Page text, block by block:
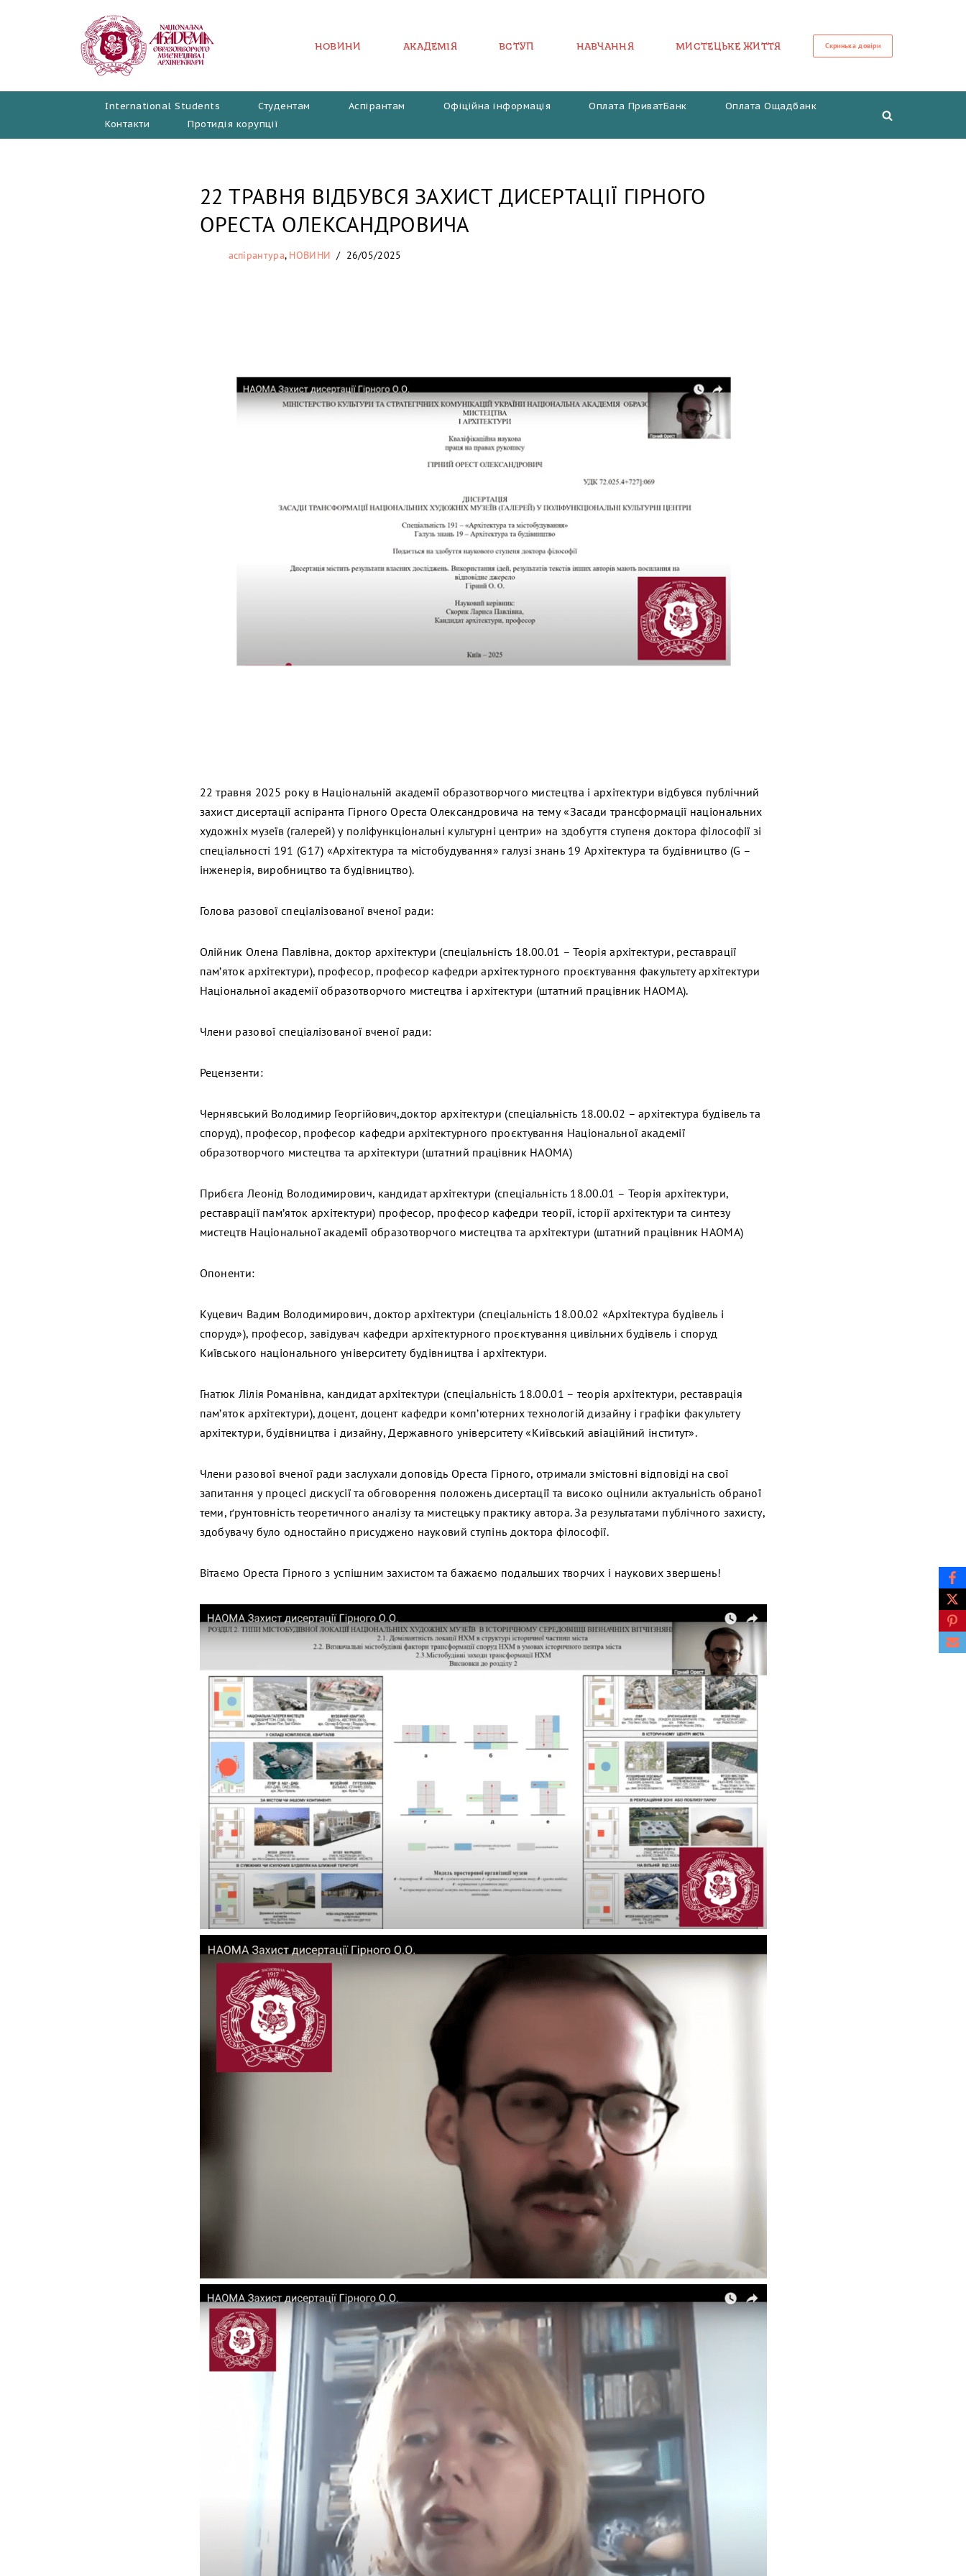
НОВИНИ АКАДЕМІЯ ВСТУП НАВЧАННЯ МИСТЕЦЬКЕ ЖИТТЯ Скринька довіри
International Students Студентам Аспірантам Офіційна інформація Оплата ПриватБанк
Оплата Ощадбанк
Контакти
Протидія корупції
22 ТРАВНЯ ВІДБУВСЯ ЗАХИСТ ДИСЕРТАЦІЇ ГІРНОГО
ОРЕСТА ОЛЕКСАНДРОВИЧА
аспірантура, НОВИНИ 26/05/2025
22 травня 2025 року в Національній академії образотворчого мистецтва і архітектури відбувся публічний
захист дисертації аспіранта Гірного Ореста Олександровича на тему «Засади трансформації національних
художніх музеїв (галерей) у поліфункціональні культурні центри» на здобуття ступеня доктора філософії зі
спеціальності 191 (G17) «Архітектура та містобудування» галузі знань 19 Архітектура та будівництво (G –
інженерія, виробництво та будівництво).
Голова разової спеціалізованої вченої ради:
Олійник Олена Павлівна, доктор архітектури (спеціальність 18.00.01 – Теорія архітектури, реставрації
пам’яток архітектури), професор, професор кафедри архітектурного проєктування факультету архітектури
Національної академії образотворчого мистецтва і архітектури (штатний працівник НАОМА).
Члени разової спеціалізованої вченої ради:
Рецензенти:
Чернявський Володимир Георгійович,доктор архітектури (спеціальність 18.00.02 – архітектура будівель та
споруд), професор, професор кафедри архітектурного проєктування Національної академії
образотворчого мистецтва та архітектури (штатний працівник НАОМА)
Прибєга Леонід Володимирович, кандидат архітектури (спеціальність 18.00.01 – Теорія архітектури,
реставрації пам’яток архітектури) професор, професор кафедри теорії, історії архітектури та синтезу
мистецтв Національної академії образотворчого мистецтва та архітектури (штатний працівник НАОМА)
Опоненти:
Куцевич Вадим Володимирович, доктор архітектури (спеціальність 18.00.02 «Архітектура будівель і
споруд»), професор, завідувач кафедри архітектурного проєктування цивільних будівель і споруд
Київського національного університету будівництва і архітектури.
Гнатюк Лілія Романівна, кандидат архітектури (спеціальність 18.00.01 – теорія архітектури, реставрація
пам’яток архітектури), доцент, доцент кафедри комп’ютерних технологій дизайну і графіки факультету
архітектури, будівництва і дизайну, Державного університету «Київський авіаційний інститут».
Члени разової вченої ради заслухали доповідь Ореста Гірного, отримали змістовні відповіді на свої
запитання у процесі дискусії та обговорення положень дисертації та високо оцінили актуальність обраної
теми, ґрунтовність теоретичного аналізу та мистецьку практику автора. За результатами публічного захисту,
здобувачу було одностайно присуджено науковий ступінь доктора філософії.
Вітаємо Ореста Гірного з успішним захистом та бажаємо подальших творчих і наукових звершень!